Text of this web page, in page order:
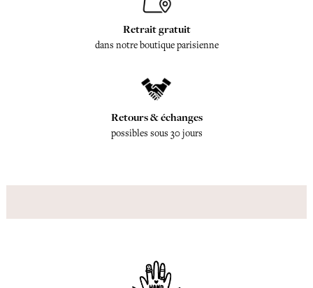
Retrait gratuit
dans notre boutique parisienne
Retours & échanges
possibles sous 30 jours